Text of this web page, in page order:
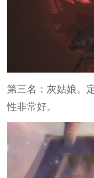
第三名：灰姑娘。
性非常好。